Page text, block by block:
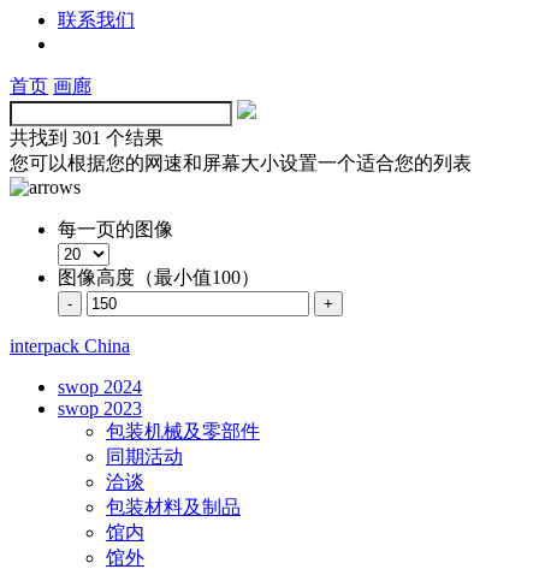
联系我们
首页 画廊
共找到 301 个结果
您可以根据您的网速和屏幕大小设置一个适合您的列表
每一页的图像
图像高度（最小值100）
interpack China
swop 2024
swop 2023
包装机械及零部件
同期活动
洽谈
包装材料及制品
馆内
馆外